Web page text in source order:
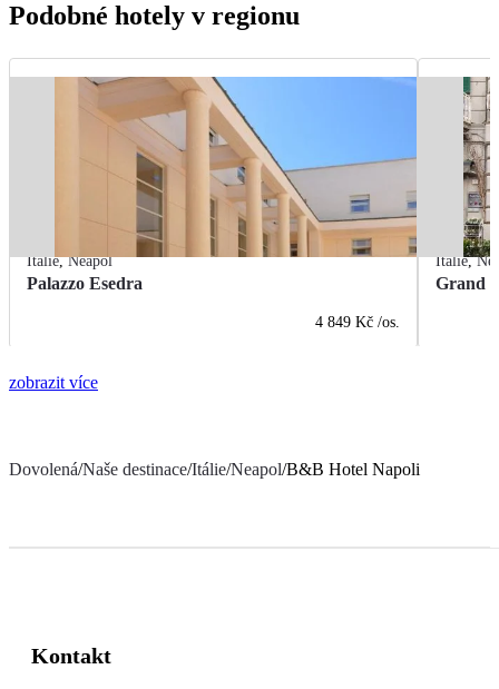
Podobné hotely v regionu
Itálie,Neapol
Palazzo Esedra
4 849 Kč /os.
Itálie,
Grand
zobrazit více
Dovolená/Naše destinace/Itálie/Neapol/B&B Hotel Napoli
Kontakt